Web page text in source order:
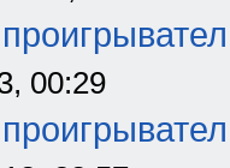
00:29